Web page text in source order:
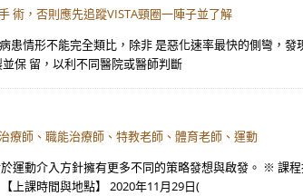
術，否則應先追蹤VISTA頸圈一陣子並了解
患情形不能完全類比，除非 是惡化速率最快的側彎，
保 留，以利不同醫院或醫師判斷
療師、職能治療師、特教老師、體育老師、運動
運動介入方針擁有更多不同的策略發想與啟發。 ※ 課
上課時間與地點】 2020年11月29日(